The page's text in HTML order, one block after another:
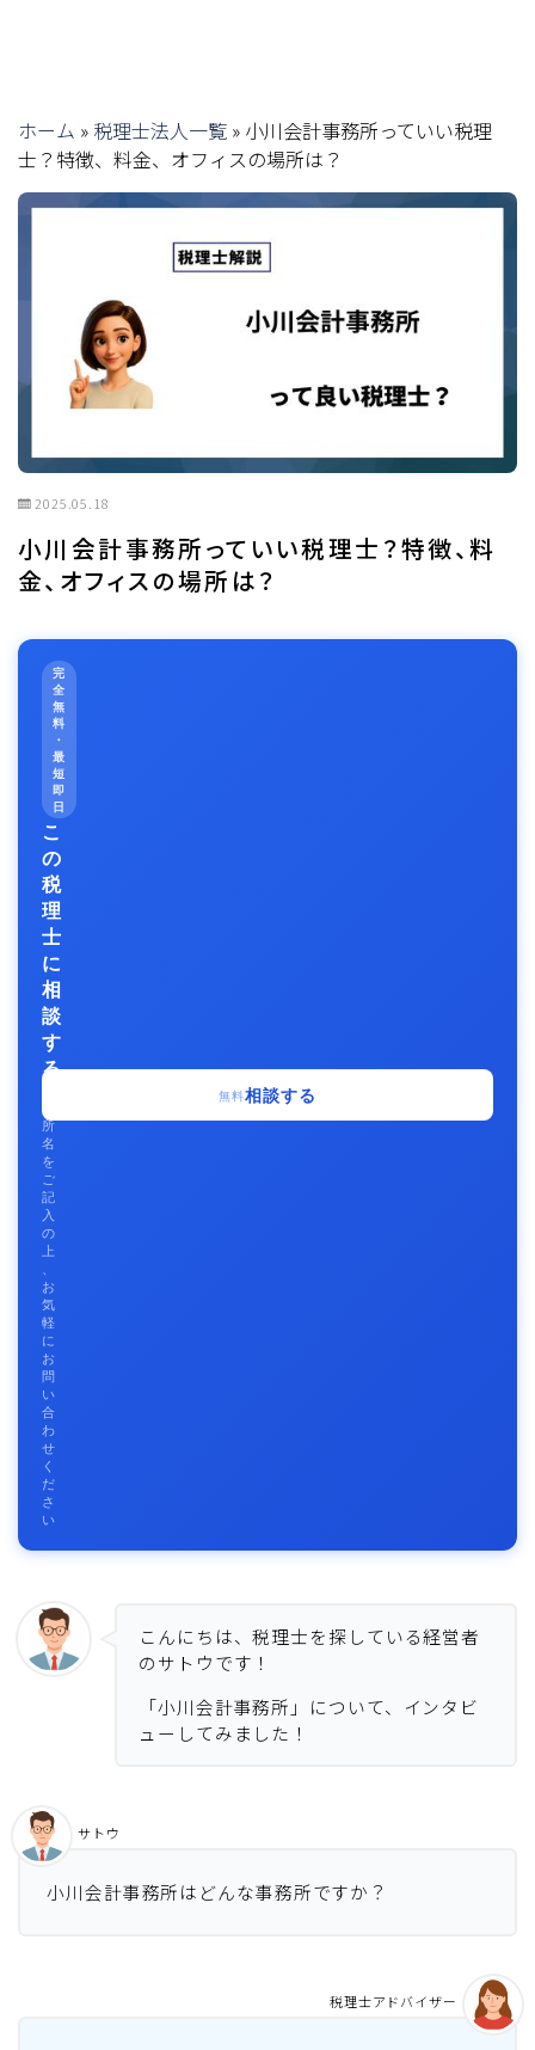
ホーム » 税理士法人一覧 » 小川会計事務所っていい税理
士？特徴、料金、オフィスの場所は？
2025.05.18
小川会計事務所っていい税理士？特徴、料
金、オフィスの場所は？
完
全
無
料
・
最
短
即
日
こ
の
税
理
士
に
相
談
す
る
所
名
を
ご
記
入
の
上
、
お
気
軽
に
お
問
い
合
わ
せ
く
だ
さ
い
無料相談する
こんにちは、税理士を探している経営者
のサトウです！
「小川会計事務所」について、インタビ
ューしてみました！
小川会計事務所はどんな事務所ですか？
サトウ
税理士アドバイザー